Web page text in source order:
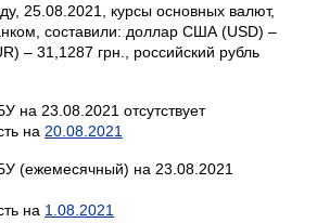
25.08.2021, курсы основных валют,
составили: доллар США (USD) –
– 31,1287 грн., российский рубль
на 23.08.2021 отсутствует
на 20.08.2021
(ежемесячный) на 23.08.2021
на 1.08.2021